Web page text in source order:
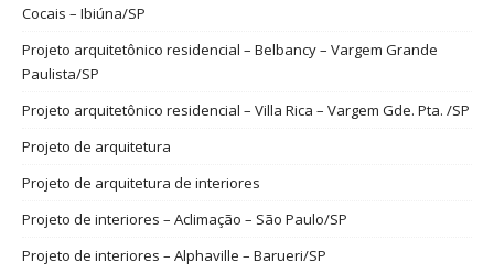
Cocais – Ibiúna/SP
Projeto arquitetônico residencial – Belbancy – Vargem Grande
Paulista/SP
Projeto arquitetônico residencial – Villa Rica – Vargem Gde. Pta. /SP
Projeto de arquitetura
Projeto de arquitetura de interiores
Projeto de interiores – Aclimação – São Paulo/SP
Projeto de interiores – Alphaville – Barueri/SP